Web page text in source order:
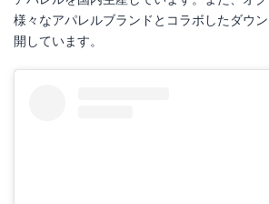
様々なアパレルブランドとコラボしたダウ
開しています。